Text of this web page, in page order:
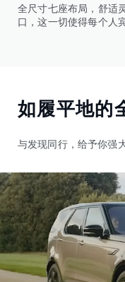
全尺寸七座布局，舒适
口，这一切使得每个人
如履平地的
与发现同行，给予你强